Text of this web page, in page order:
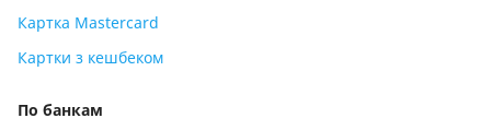
Картка Mastercard
Картки з кешбеком
По банкам